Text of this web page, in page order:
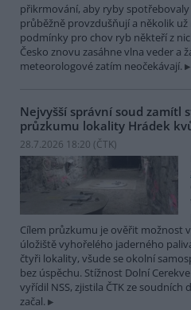
přikrmování, aby ryby
průběžně provzdušňují a několik
podmínky pro chov ryb někteří z
Česko znovu zasáhne vlna veder a
meteorologové zatím neočekávají.
Nejvyšší správní soud zamítl
průzkumu lokality Hrádek
28.7.2026 18:20 (ČTK)
Cílem průzkumu je ověřit možnost
úložiště vyhořelého jaderného
čtyři lokality, všude se okolní
bez úspěchu. Stížnost Dolní
vyřídil NSS, zjistila ČTK ze
začal.